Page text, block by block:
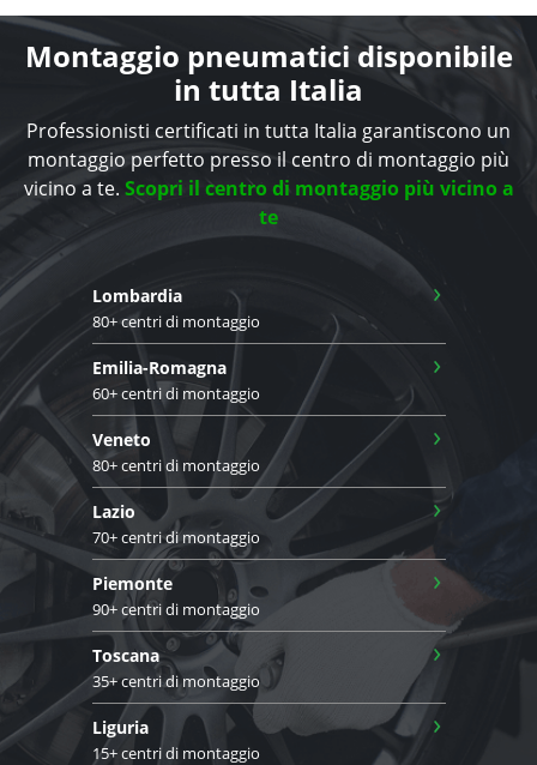
Montaggio pneumatici disponibile
in tutta Italia
Professionisti certificati in tutta Italia garantiscono un
montaggio perfetto presso il centro di montaggio più
vicino a te. Scopri il centro di montaggio più vicino a
te
Lombardia
80+ centri di montaggio
›
Emilia-Romagna
60+ centri di montaggio
›
Veneto
80+ centri di montaggio
›
Lazio
70+ centri di montaggio
›
Piemonte
90+ centri di montaggio
›
Toscana
35+ centri di montaggio
›
Liguria
15+ centri di montaggio
›